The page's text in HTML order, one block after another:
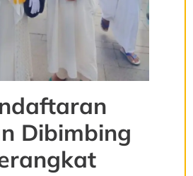
Dibimbing